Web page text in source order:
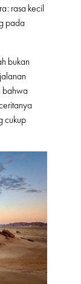
rasa kecil
pada
bukan
bahwa
cukup